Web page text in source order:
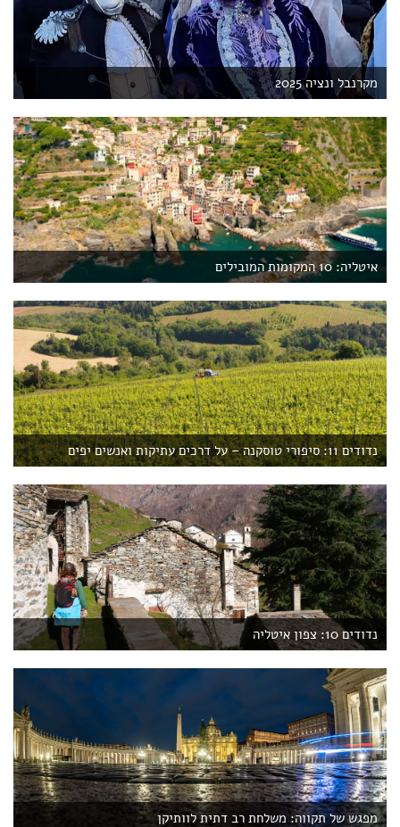
מקרנבל ונציה 2025
איטליה: 10 המקומות המובילים
נדודים 11: סיפורי טוסקנה – על דרכים עתיקות ואנשים יפים
נדודים 10: צפון איטליה
מפגש של תקווה: משלחת רב דתית לוותיקן